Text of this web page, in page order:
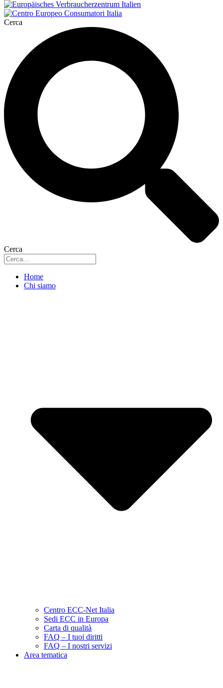
Cerca
Cerca
Home
Chi siamo
Centro ECC-Net Italia
Sedi ECC in Europa
Carta di qualità
FAQ – I tuoi diritti
FAQ – I nostri servizi
Area tematica